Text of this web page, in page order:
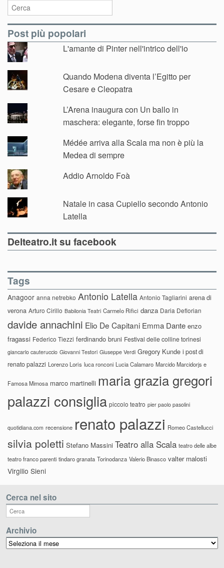
Post più popolari
L'amante di Pinter nell'intrico dell'io
Quando Modena diventa l’Egitto per
Cesare e Cleopatra
L’Arena inaugura con Un ballo in
maschera: elegante, forse fin troppo
Médée arriva alla Scala ma non è più la
Medea di sempre
Addio Arnoldo Foà
Natale in casa Cupiello secondo Antonio
Latella
Delteatro.it su facebook
Tags
Anagoor anna netrebko Antonio Latella Antonio Tagliarini arena di
verona Arturo Cirillo Babilonia Teatri Carmelo Rifici danza Daria Deflorian
davide annachini Elio De Capitani Emma Dante enzo
fragassi Federico Tiezzi ferdinando bruni Festival delle colline torinesi
giancarlo cauteruccio Giovanni Testori Giuseppe Verdi Gregory Kunde i post di
renato palazzi Lorenzo Loris luca ronconi Lucia Calamaro Marcido Marcidorjs e
Famosa Mimosa marco martinelli maria grazia gregori
palazzi consiglia piccolo teatro pier paolo pasolini
quotidiana.com recensione renato palazzi Romeo Castellucci
silvia poletti Stefano Massini Teatro alla Scala teatro delle albe
teatro franco parenti tindaro granata Torinodanza Valerio Binasco valter malosti
Virgilio Sieni
Cerca nel sito
Archivio
Archivio